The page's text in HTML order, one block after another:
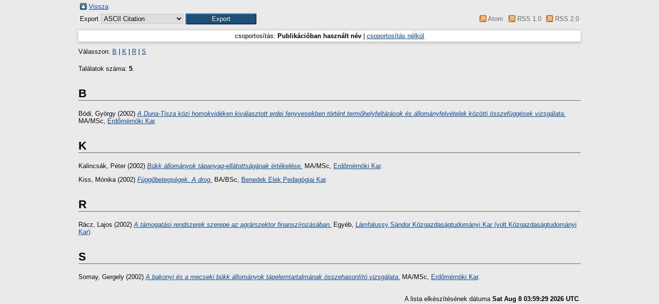
Vissza
Export
Atom RSS 1.0 RSS 2.0
csoportosítás: Publikációban használt név csoportosítás nélkül
Válasszon: B K R S
Találatok száma: 5.
B
Bódi, György (2002)A Duna-Tisza közi homokvidéken kiválasztott erdei fenyvesekben történt termőhelyfeltárások és állományfelvételek közötti összefüggések vizsgálata.
MA/MSc, Erdőmérnöki Kar.
K
Kalincsák, Péter(2002) Bükk állományok tápanyag-ellátottságának értékelése. MA/MSc, Erdőmérnöki Kar.
Kiss, Mónika(2002) Függőbetegségek. A drog. BA/BSc, Benedek Elek Pedagógiai Kar.
R
Rácz, Lajos (2002)A támogatási rendszerek szerepe az agrárszektor finanszírozásában. Egyéb, Lámfalussy Sándor Közgazdaságtudományi Kar (volt Közgazdaságtudományi
Kar).
S
Somay, Gergely (2002)A bakonyi és a mecseki bükk állományok tápelemtartalmának összehasonlító vizsgálata. MA/MSc, Erdőmérnöki Kar.
A lista elkészítésének dátuma Sat Aug 8 03:59:29 2026 UTC.